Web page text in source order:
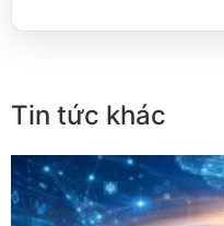
Tin tức khác